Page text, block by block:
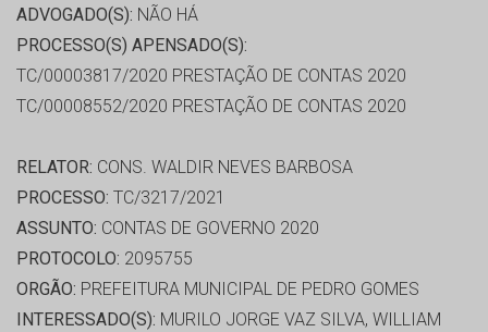
ADVOGADO(S): NÃO HÁ
PROCESSO(S) APENSADO(S):
TC/00003817/2020 PRESTAÇÃO DE CONTAS 2020
TC/00008552/2020 PRESTAÇÃO DE CONTAS 2020
RELATOR: CONS. WALDIR NEVES BARBOSA
PROCESSO: TC/3217/2021
ASSUNTO: CONTAS DE GOVERNO 2020
PROTOCOLO: 2095755
ORGÃO: PREFEITURA MUNICIPAL DE PEDRO GOMES
INTERESSADO(S): MURILO JORGE VAZ SILVA, WILLIAM